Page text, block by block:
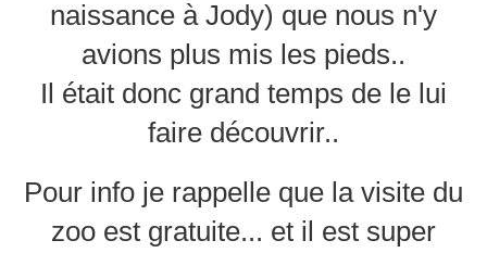
naissance à Jody) que nous n'y
avions plus mis les pieds..
Il était donc grand temps de le lui
faire découvrir..
Pour info je rappelle que la visite du
zoo est gratuite... et il est super